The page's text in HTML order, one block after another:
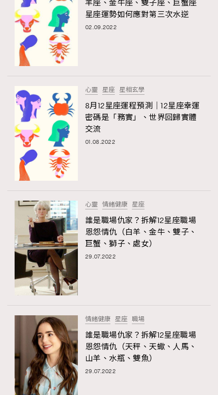
羊座、金牛座、雙子座、巨蟹座
星座運勢如何應對第三次水逆
02.09.2022
心靈 星座 星相玄學
8月12星座運程預測｜12星座幸運
密碼是「務實」、世界回歸實體
交流
01.08.2022
心靈 情緒健康 星座
誰是職場仇家？拆解12星座職場
恩怨情仇（白羊、金牛、雙子、
巨蟹、獅子、處女）
29.07.2022
情緒健康 星座 職場
誰是職場仇家？拆解12星座職場
恩怨情仇（天秤、天蠍、人馬、
山羊、水瓶、雙魚）
29.07.2022